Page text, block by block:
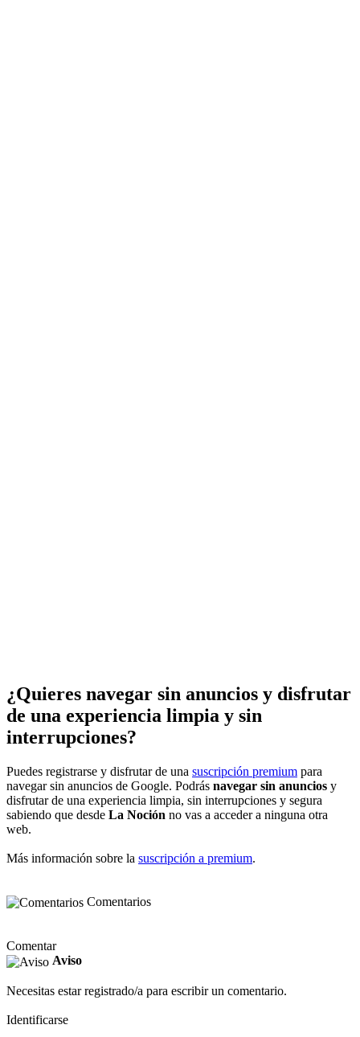
¿Quieres navegar sin anuncios y disfrutar
de una experiencia limpia y sin
interrupciones?
Puedes registrarse y disfrutar de una suscripción premium para
navegar sin anuncios de Google. Podrás navegar sin anuncios y
disfrutar de una experiencia limpia, sin interrupciones y segura
sabiendo que desde La Noción no vas a acceder a ninguna otra
web.
Más información sobre la suscripción a premium.
Comentarios
Comentar
Aviso
Necesitas estar registrado/a para escribir un comentario.
Identificarse